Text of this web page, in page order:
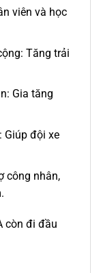
viên và học
Tăng trải
Gia tăng
Giúp đội xe
công nhân,
còn đi đầu